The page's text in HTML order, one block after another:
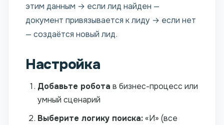
этим данным → если лид найден —
документ привязывается к лиду → если нет
— создаётся новый лид.
Настройка
Добавьте робота в бизнес-процесс или
умный сценарий
Выберите логику поиска:«И» (все